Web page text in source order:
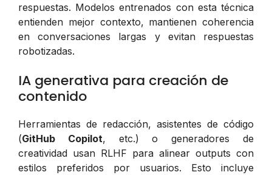
respuestas. Modelos entrenados con esta técnica
entienden mejor contexto, mantienen coherencia
en conversaciones largas y evitan respuestas
robotizadas.
IA generativa para creación de
contenido
Herramientas de redacción, asistentes de código
(GitHub Copilot, etc.) o generadores de
creatividad usan RLHF para alinear outputs con
estilos preferidos por usuarios. Esto incluye